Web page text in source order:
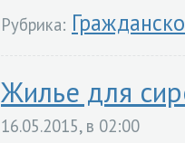
Рубрика:
Жилье для
16.05.2015, в 02:00